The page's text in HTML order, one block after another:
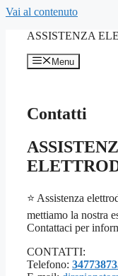
Vai al contenuto
ASSISTENZA
Menu
Contatti
⭐ Assistenza
mettiamo la nostra
Contattaci per
CONTATTI:
Telefono: